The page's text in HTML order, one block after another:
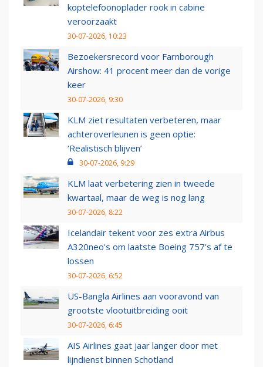
koptelefoonoplader rook in cabine
veroorzaakt
30-07-2026, 10:23
Bezoekersrecord voor Farnborough
Airshow: 41 procent meer dan de vorige
keer
30-07-2026, 9:30
KLM ziet resultaten verbeteren, maar
achteroverleunen is geen optie:
‘Realistisch blijven’
30-07-2026, 9:29
KLM laat verbetering zien in tweede
kwartaal, maar de weg is nog lang
30-07-2026, 8:22
Icelandair tekent voor zes extra Airbus
A320neo's om laatste Boeing 757's af te
lossen
30-07-2026, 6:52
US-Bangla Airlines aan vooravond van
grootste vlootuitbreiding ooit
30-07-2026, 6:45
AIS Airlines gaat jaar langer door met
lijndienst binnen Schotland